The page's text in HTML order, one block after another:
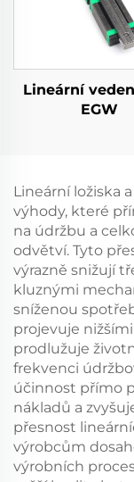
Lineární
EGW
Lineární ložiska
výhody, které
na údržbu a
odvětví. Tyto
výrazně snižují
kluznými
sníženou
projevuje
prodlužuje
frekvenci
účinnost přímo
nákladů a
přesnost
výrobcům
výrobních